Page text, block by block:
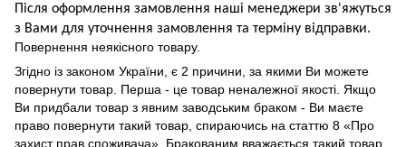
Після оформлення замовлення наші менеджери зв'яжуться
з Вами для уточнення замовлення та терміну відправки.
Повернення неякісного товару.
Згідно із законом України, є 2 причини, за якими Ви можете
повернути товар. Перша - це товар неналежної якості. Якщо
Ви придбали товар з явним заводським браком - Ви маєте
право повернути такий товар, спираючись на статтю 8 «Про
захист прав споживача». Бракованим вважається такий товар,